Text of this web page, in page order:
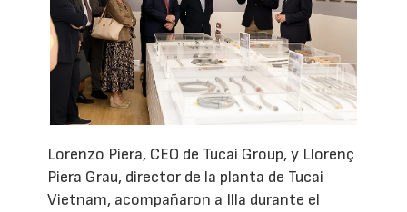
Lorenzo Piera, CEO de Tucai Group, y Llorenç
Piera Grau, director de la planta de Tucai
Vietnam, acompañaron a Illa durante el